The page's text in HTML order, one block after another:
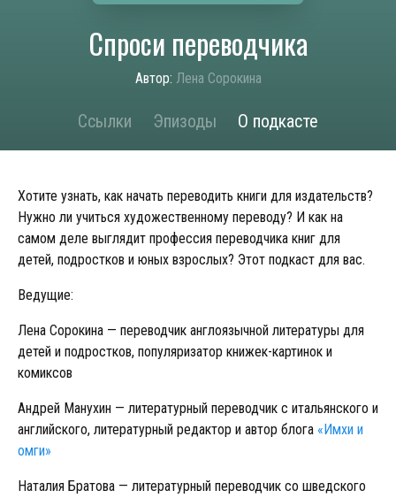
Спроси переводчика
Автор: Лена Сорокина
Ссылки Эпизоды О подкасте
Хотите узнать, как начать переводить книги для издательств?
Нужно ли учиться художественному переводу? И как на
самом деле выглядит профессия переводчика книг для
детей, подростков и юных взрослых? Этот подкаст для вас.
Ведущие:
Лена Сорокина — переводчик англоязычной литературы для
детей и подростков, популяризатор книжек-картинок и
комиксов
Андрей Манухин — литературный переводчик с итальянского и
английского, литературный редактор и автор блога «Имхи и
омги»
Наталия Братова — литературный переводчик со шведского